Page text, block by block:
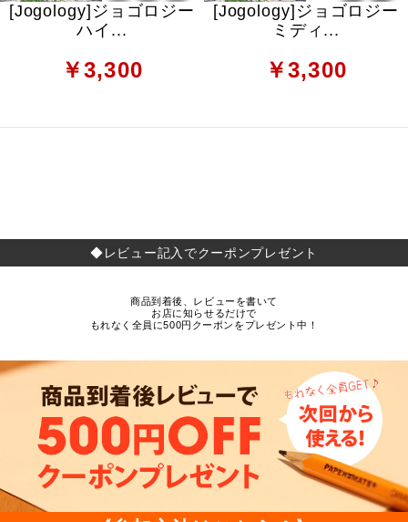
[Jogology]ジョゴロジー
ハイ...
￥3,300
[Jogology]ジョゴロジー
ミディ...
￥3,300
◆レビュー記入でクーポンプレゼント
商品到着後、レビューを書いて
お店に知らせるだけで
もれなく全員に500円クーポンをプレゼント中！